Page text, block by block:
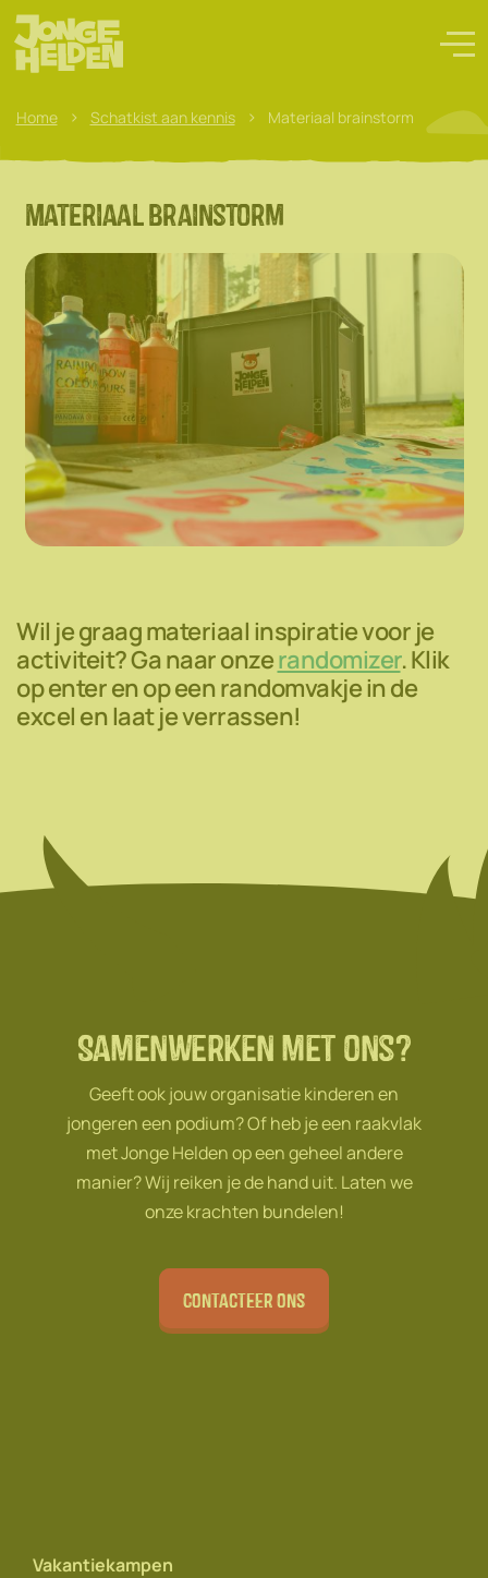
Home > Schatkist aan kennis > Materiaal brainstorm
Materiaal brainstorm
Wil je graag materiaal inspiratie voor je
activiteit? Ga naar onzerandomizer. Klik
op enter en op een randomvakje in de
excel en laat je verrassen!
Samenwerken met ons?
Geeft ook jouw organisatie kinderen en
jongeren een podium? Of heb je een raakvlak
met Jonge Helden op een geheel andere
manier? Wij reiken je de hand uit. Laten we
onze krachten bundelen!
Contacteer ons
Vakantiekampen